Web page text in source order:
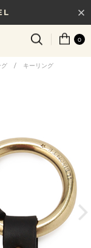
で送料無料
ギフトガイド
0
グ / キーリング